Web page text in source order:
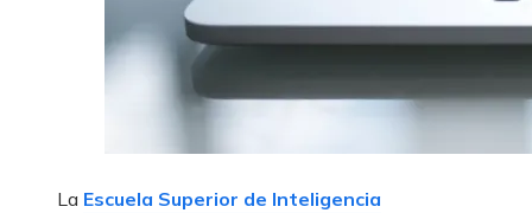
La Escuela Superior de Inteligencia